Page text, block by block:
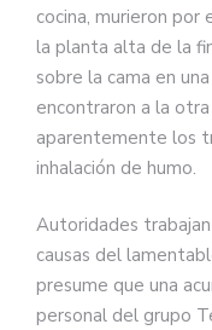
cocina, murieron
la planta alta de la
sobre la cama en
encontraron a la
aparentemente los
inhalación de humo.
Autoridades
causas del
presume que una
personal del grupo